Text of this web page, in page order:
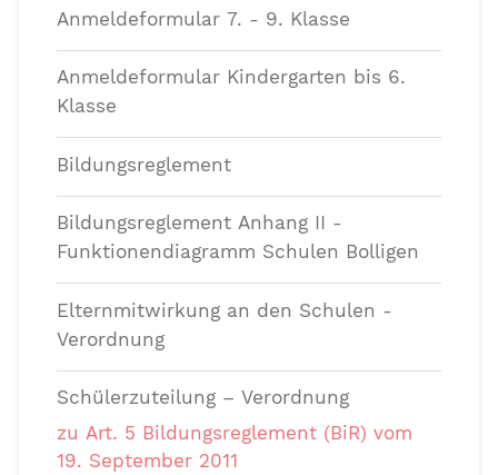
Anmeldeformular 7. - 9. Klasse
Anmeldeformular Kindergarten bis 6.
Klasse
Bildungsreglement
Bildungsreglement Anhang II -
Funktionendiagramm Schulen Bolligen
Elternmitwirkung an den Schulen -
Verordnung
Schülerzuteilung – Verordnung
zu Art. 5 Bildungsreglement (BiR) vom
19. September 2011